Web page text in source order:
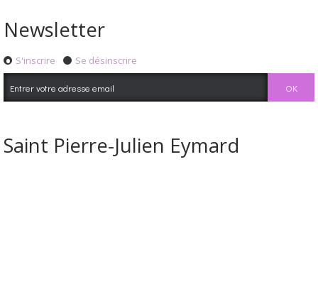
Newsletter
S'inscrire Se désinscrire
Saint Pierre-Julien Eymard